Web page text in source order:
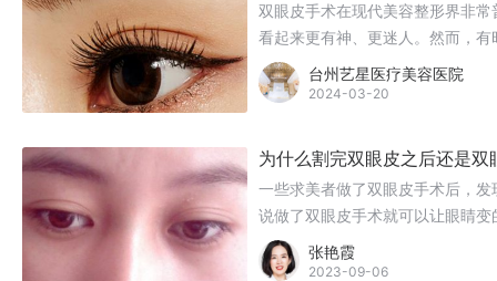
双眼皮手术在现代美容整形界非
看起来更有神、更迷人。然而，
有神。这背后隐藏着哪些原因呢？
台州艺星医疗美容医院
2024-03-20
为什么割完双眼皮之后还是双
一些求美者做了双眼皮手术后，
说做了双眼皮手术就可以让眼睛
张艳霞
2023-09-06